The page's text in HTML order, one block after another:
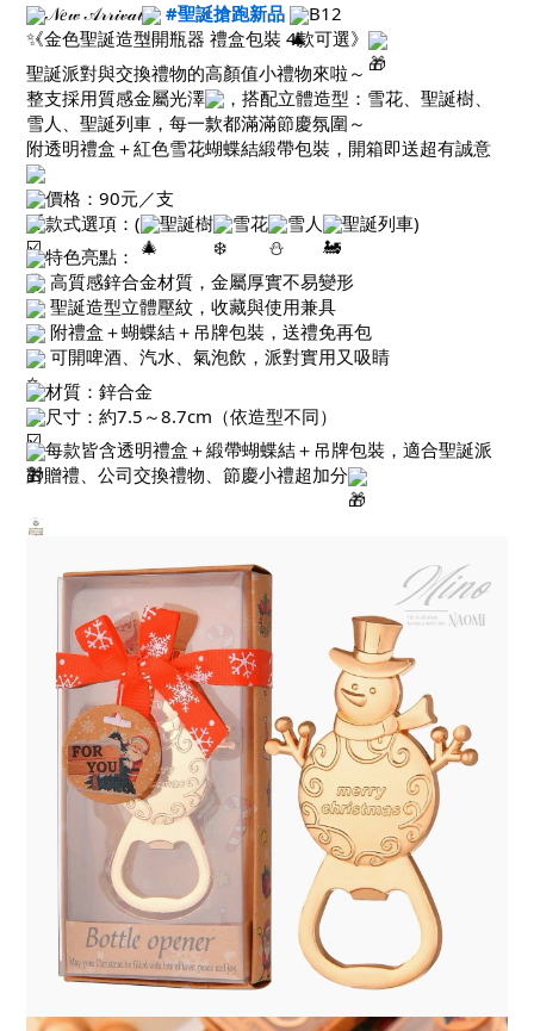
𝒩𝑒𝓌 𝒜𝓇𝓇𝒾𝓋𝒶𝓁 #聖誕搶跑新品
B12
《金色聖誕造型開瓶器 禮盒包裝 4款可選》
聖誕派對與交換禮物的高顏值小禮物來啦～
整支採用質感金屬光澤
，搭配立體造型：雪花、聖誕樹、
雪人、聖誕列車，每一款都滿滿節慶氛圍～
附透明禮盒＋紅色雪花蝴蝶結緞帶包裝，開箱即送超有誠意
價格：90元／支
款式選項：(
聖誕樹 雪花 雪人
聖誕列車)
特色亮點：
高質感鋅合金材質，金屬厚實不易變形
聖誕造型立體壓紋，收藏與使用兼具
附禮盒＋蝴蝶結＋吊牌包裝，送禮免再包
可開啤酒、汽水、氣泡飲，派對實用又吸睛
材質：鋅合金
尺寸：約7.5～8.7cm（依造型不同）
每款皆含透明禮盒＋緞帶蝴蝶結＋吊牌包裝，適合聖誕派
對贈禮、公司交換禮物、節慶小禮超加分